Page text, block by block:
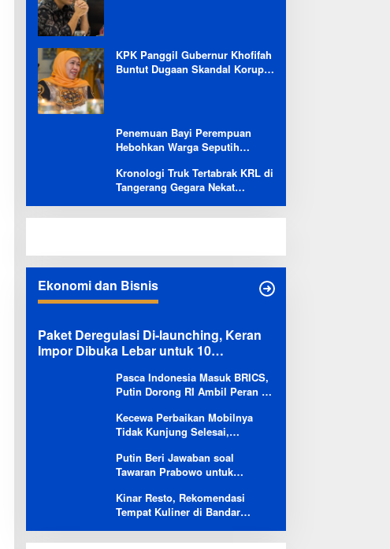
KPK Panggil Gubernur Khofifah
Buntut Dugaan Skandal Korupsi
Penemuan Bayi Perempuan
Hebohkan Warga Seputih
Kapolsek: Masih Kami Lakukan
Penyelidikan
Kronologi Truk Tertabrak KRL di
Tangerang Gegara Nekat
Timpa 2 Motor
Ekonomi dan Bisnis
Paket Deregulasi Di-launching, Keran
Impor Dibuka Lebar untuk 10
Pasca Indonesia Masuk BRICS,
Putin Dorong RI Ambil Peran di
Kecewa Perbaikan Mobilnya
Tidak Kunjung Selesai,
Hyundai: Gencar Promosi tapi
Buruk Layanan After-Sales
Putin Beri Jawaban soal
Tawaran Prabowo untuk
Penerbangan Langsung Rusia-
Indonesia
Kinar Resto, Rekomendasi
Tempat Kuliner di Bandar
dan Orang Tersayang